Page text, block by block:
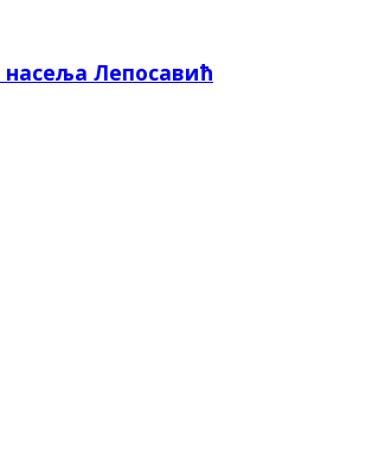
Лепосавић